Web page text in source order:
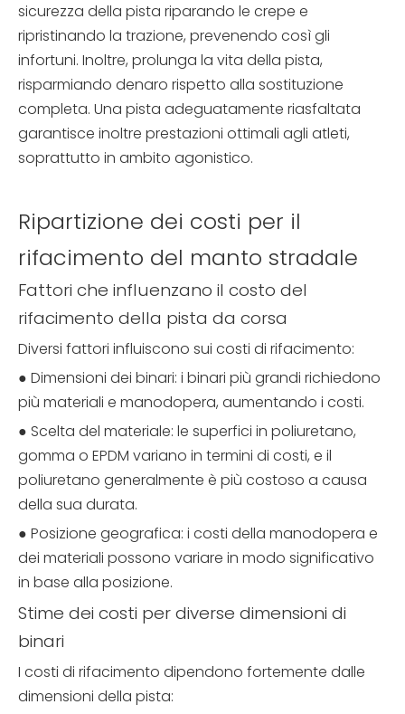
sicurezza della pista riparando le crepe e
ripristinando la trazione, prevenendo così gli
infortuni. Inoltre, prolunga la vita della pista,
risparmiando denaro rispetto alla sostituzione
completa. Una pista adeguatamente riasfaltata
garantisce inoltre prestazioni ottimali agli atleti,
soprattutto in ambito agonistico.
Ripartizione dei costi per il
rifacimento del manto stradale
Fattori che influenzano il costo del
rifacimento della pista da corsa
Diversi fattori influiscono sui costi di rifacimento:
● Dimensioni dei binari: i binari più grandi richiedono
più materiali e manodopera, aumentando i costi.
● Scelta del materiale: le superfici in poliuretano,
gomma o EPDM variano in termini di costi, e il
poliuretano generalmente è più costoso a causa
della sua durata.
● Posizione geografica: i costi della manodopera e
dei materiali possono variare in modo significativo
in base alla posizione.
Stime dei costi per diverse dimensioni di
binari
I costi di rifacimento dipendono fortemente dalle
dimensioni della pista: